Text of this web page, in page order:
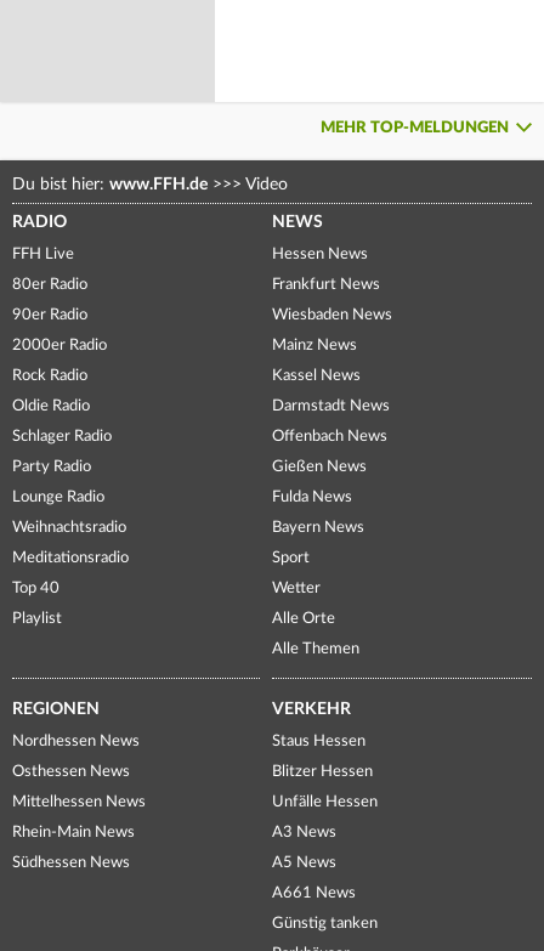
MEHR TOP-MELDUNGEN
Du bist hier: www.FFH.de >>> Video
RADIO
FFH Live
80er Radio
90er Radio
2000er Radio
Rock Radio
Oldie Radio
Schlager Radio
Party Radio
Lounge Radio
Weihnachtsradio
Meditationsradio
Top 40
Playlist
NEWS
Hessen News
Frankfurt News
Wiesbaden News
Mainz News
Kassel News
Darmstadt News
Offenbach News
Gießen News
Fulda News
Bayern News
Sport
Wetter
Alle Orte
Alle Themen
REGIONEN
Nordhessen News
Osthessen News
Mittelhessen News
Rhein-Main News
Südhessen News
VERKEHR
Staus Hessen
Blitzer Hessen
Unfälle Hessen
A3 News
A5 News
A661 News
Günstig tanken